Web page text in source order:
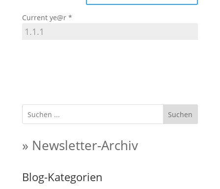
Current ye@r *
Suchen
» Newsletter-Archiv
Blog-Kategorien